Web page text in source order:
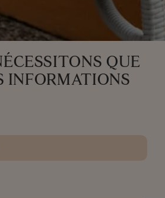
QUE
INFORMATIONS